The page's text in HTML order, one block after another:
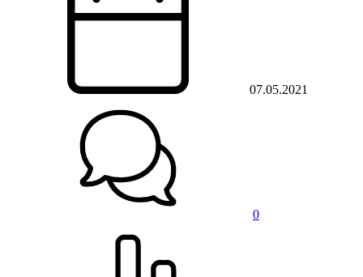
07.05.2021
0